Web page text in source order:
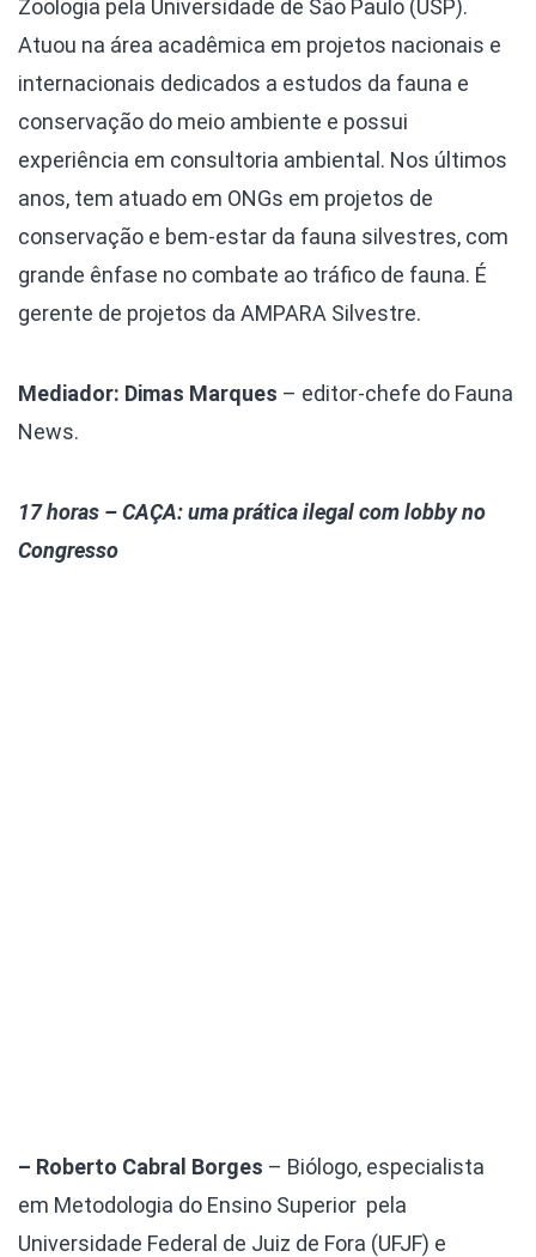
Zoologia pela Universidade de São Paulo (USP).
Atuou na área acadêmica em projetos nacionais e
internacionais dedicados a estudos da fauna e
conservação do meio ambiente e possui
experiência em consultoria ambiental. Nos últimos
anos, tem atuado em ONGs em projetos de
conservação e bem-estar da fauna silvestres, com
grande ênfase no combate ao tráfico de fauna. É
gerente de projetos da AMPARA Silvestre.
Mediador: Dimas Marques – editor-chefe do Fauna
News.
17 horas – CAÇA: uma prática ilegal com lobby no
Congresso
– Roberto Cabral Borges – Biólogo, especialista
em Metodologia do Ensino Superior pela
Universidade Federal de Juiz de Fora (UFJF) e